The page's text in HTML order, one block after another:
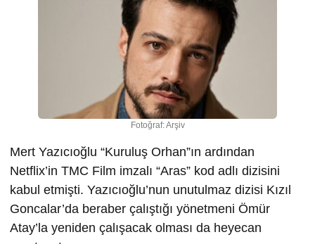
Fotoğraf: Arşiv
Mert Yazıcıoğlu “Kuruluş Orhan”ın ardından
Netflix’in TMC Film imzalı “Aras” kod adlı dizisini
kabul etmişti. Yazıcıoğlu’nun unutulmaz dizisi Kızıl
Goncalar’da beraber çalıştığı yönetmeni Ömür
Atay’la yeniden çalışacak olması da heyecan